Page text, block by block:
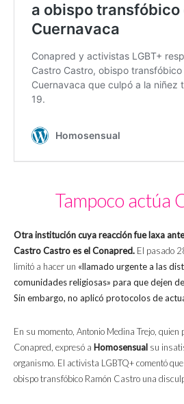
Tampoco actúa
Otra institución cuya reacción fue laxa
Castro Castro es el Conapred. El pasado
limitó a hacer un «llamado urgente a las
comunidades religiosas» para que dejen
Sin embargo, no aplicó protocolos de
En su momento, Antonio Medina Trejo, quien
Conapred, expresó a Homosensual su
organismo. El activista LGBTQ+ comentó
obispo transfóbico Ramón Castro una